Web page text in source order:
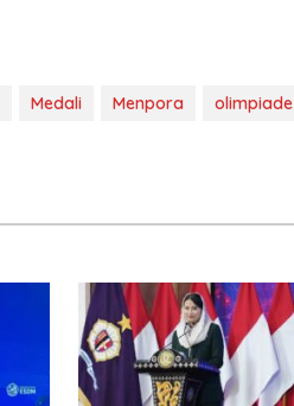
Medali Menpora olimpiade